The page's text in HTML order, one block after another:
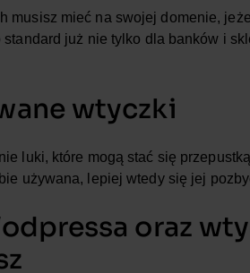
musisz mieć na swojej domenie,
już nie tylko dla banków i
wtyczki
luki, które mogą stać się
używana, lepiej wtedy się jej
oraz